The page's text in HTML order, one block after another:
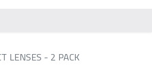
LENSES - 2 PACK